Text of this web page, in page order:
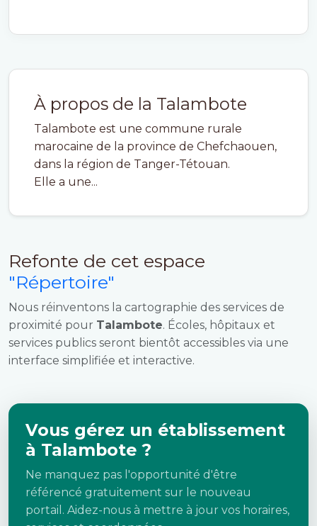
À propos de la Talambote
Talambote est une commune rurale
marocaine de la province de Chefchaouen,
dans la région de Tanger-Tétouan.
Elle a une...
Refonte de cet espace
"Répertoire"
Nous réinventons la cartographie des services de
proximité pour Talambote. Écoles, hôpitaux et
services publics seront bientôt accessibles via une
interface simplifiée et interactive.
Vous gérez un établissement
à Talambote ?
Ne manquez pas l'opportunité d'être
référencé gratuitement sur le nouveau
portail. Aidez-nous à mettre à jour vos horaires,